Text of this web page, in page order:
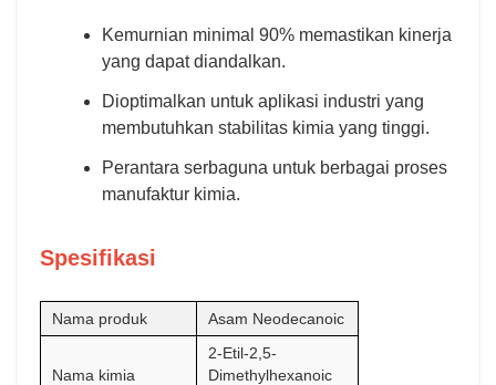
Kemurnian minimal 90% memastikan kinerja
yang dapat diandalkan.
Dioptimalkan untuk aplikasi industri yang
membutuhkan stabilitas kimia yang tinggi.
Perantara serbaguna untuk berbagai proses
manufaktur kimia.
Spesifikasi
Nama produk Asam Neodecanoic
Nama kimia
2-Etil-2,5-
Dimethylhexanoic